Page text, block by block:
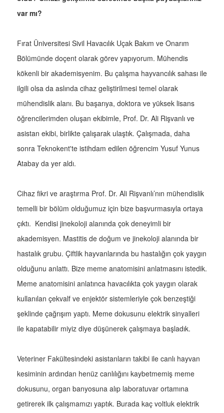
var mı?
Fırat Üniversitesi Sivil Havacılık Uçak Bakım ve Onarım
Bölümünde doçent olarak görev yapıyorum. Mühendis
kökenli bir akademisyenim. Bu çalışma hayvancılık sahası ile
ilgili olsa da aslında cihaz geliştirilmesi temel olarak
mühendislik alanı. Bu başarıya, doktora ve yüksek lisans
öğrencilerimden oluşan ekibimle, Prof. Dr. Ali Rişvanlı ve
asistan ekibi, birlikte çalışarak ulaştık. Çalışmada, daha
sonra Teknokent'te istihdam edilen öğrencim Yusuf Yunus
Atabay da yer aldı.
Cihaz fikri ve araştırma Prof. Dr. Ali Rişvanlı’nın mühendislik
temelli bir bölüm olduğumuz için bize başvurmasıyla ortaya
çıktı. Kendisi jinekoloji alanında çok deneyimli bir
akademisyen. Mastitis de doğum ve jinekoloji alanında bir
hastalık grubu. Çiftlik hayvanlarında bu hastalığın çok yaygın
olduğunu anlattı. Bize meme anatomisini anlatmasını istedik.
Meme anatomisini anlatınca havacılıkta çok yaygın olarak
kullanılan çekvalf ve enjektör sistemleriyle çok benzeştiği
şeklinde çağrışım yaptı. Meme dokusunu elektrik sinyalleri
ile kapatabilir miyiz diye düşünerek çalışmaya başladık.
Veteriner Fakültesindeki asistanların takibi ile canlı hayvan
kesiminin ardından henüz canlılığını kaybetmemiş meme
dokusunu, organ banyosuna alıp laboratuvar ortamına
getirerek ilk çalışmamızı yaptık. Burada kaç voltluk elektrik